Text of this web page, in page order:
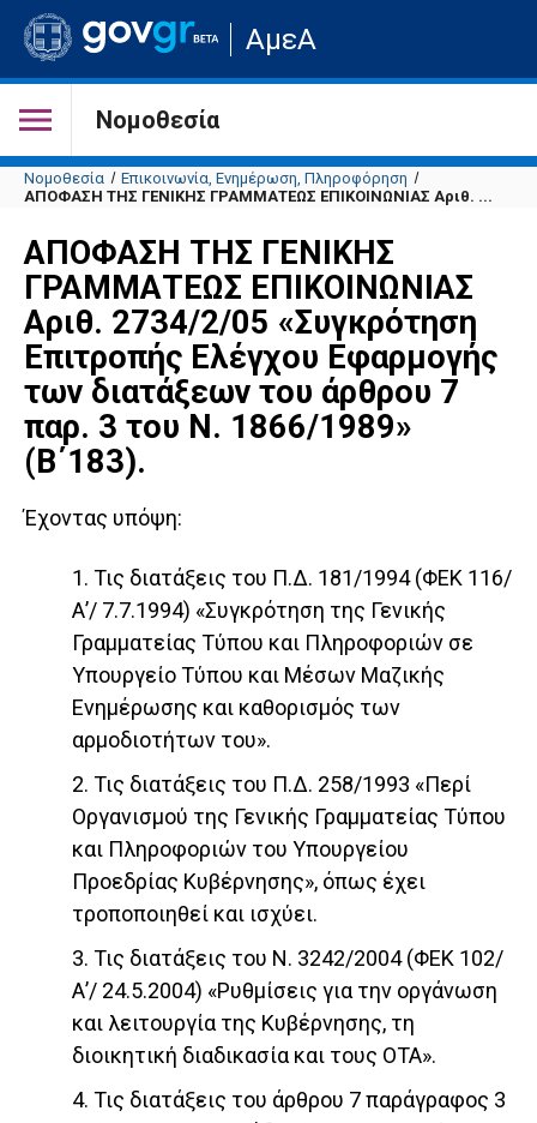
Μετάβαση
στην
σελίδα
του
ΑμεΑ
Νομοθεσία
Νομοθεσία
Επικοινωνία, Ενημέρωση, Πληροφόρηση
ΑΠΟΦΑΣΗ ΤΗΣ ΓΕΝΙΚΗΣ ΓΡΑΜΜΑΤΕΩΣ ΕΠΙΚΟΙΝΩΝΙΑΣ Αριθ. ...
ΑΠΟΦΑΣΗ ΤΗΣ ΓΕΝΙΚΗΣ
ΓΡΑΜΜΑΤΕΩΣ ΕΠΙΚΟΙΝΩΝΙΑΣ
Αριθ. 2734/2/05 «Συγκρότηση
Επιτροπής Ελέγχου Εφαρμογής
των διατάξεων του άρθρου 7
παρ. 3 του Ν. 1866/1989»
(Β΄183).
Έχοντας υπόψη:
1. Τις διατάξεις του Π.Δ. 181/1994 (ΦΕΚ 116/
Α’/ 7.7.1994) «Συγκρότηση της Γενικής
Γραμματείας Τύπου και Πληροφοριών σε
Υπουργείο Τύπου και Μέσων Μαζικής
Ενημέρωσης και καθορισμός των
αρμοδιοτήτων του».
2. Τις διατάξεις του Π.Δ. 258/1993 «Περί
Οργανισμού της Γενικής Γραμματείας Τύπου
και Πληροφοριών του Υπουργείου
Προεδρίας Κυβέρνησης», όπως έχει
τροποποιηθεί και ισχύει.
3. Τις διατάξεις του Ν. 3242/2004 (ΦΕΚ 102/
Α’/ 24.5.2004) «Ρυθμίσεις για την οργάνωση
και λειτουργία της Κυβέρνησης, τη
διοικητική διαδικασία και τους ΟΤΑ».
4. Τις διατάξεις του άρθρου 7 παράγραφος 3